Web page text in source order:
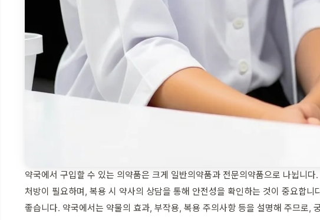
약국에서 구입할 수 있는 의약품은 크게 일반의약품과 전문의약품으로 나뉩니
처방이 필요하며, 복용 시 약사의 상담을 통해 안전성을 확인하는 것이 중요합
좋습니다. 약국에서는 약물의 효과, 부작용, 복용 주의사항 등을 설명해 주므로,